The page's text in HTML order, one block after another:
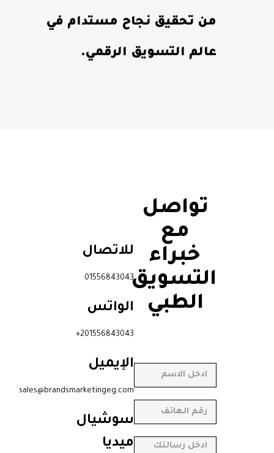
من تحقيق نجاح مستدام في
عالم التسويق الرقمي.
تواصل
مع
خبراء
التسويق
الطبي
للاتصال
01556843043
الواتس
201556843043+
الإيميل
sales@brandsmarketingeg.com
سوشيال
ميديا